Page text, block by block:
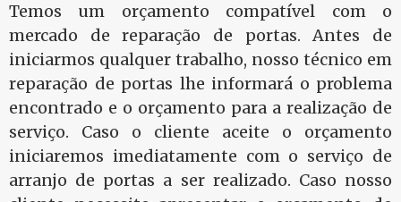
Temos um orçamento compatível com o
mercado de reparação de portas. Antes de
iniciarmos qualquer trabalho, nosso técnico em
reparação de portas lhe informará o problema
encontrado e o orçamento para a realização de
serviço. Caso o cliente aceite o orçamento
iniciaremos imediatamente com o serviço de
arranjo de portas a ser realizado. Caso nosso